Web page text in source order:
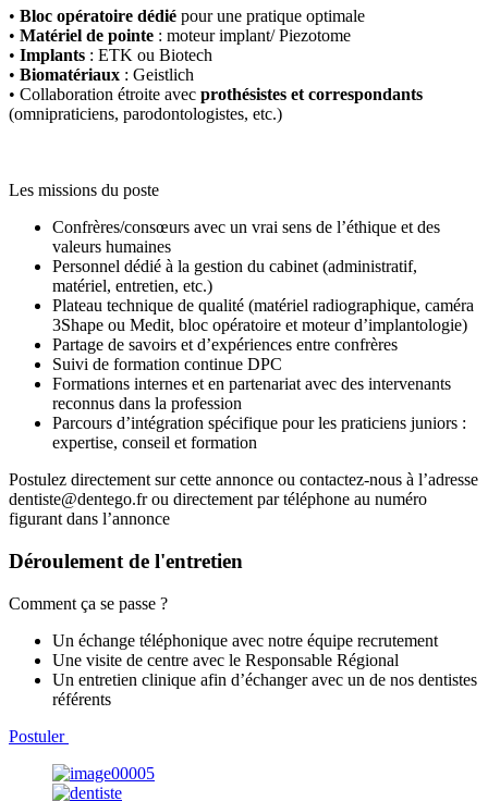
• Bloc opératoire dédié pour une pratique optimale
• Matériel de pointe : moteur implant/ Piezotome
• Implants : ETK ou Biotech
• Biomatériaux : Geistlich
• Collaboration étroite avec prothésistes et correspondants
(omnipraticiens, parodontologistes, etc.)
Les missions du poste
Confrères/consœurs avec un vrai sens de l’éthique et des
valeurs humaines
Personnel dédié à la gestion du cabinet (administratif,
matériel, entretien, etc.)
Plateau technique de qualité (matériel radiographique, caméra
3Shape ou Medit, bloc opératoire et moteur d’implantologie)
Partage de savoirs et d’expériences entre confrères
Suivi de formation continue DPC
Formations internes et en partenariat avec des intervenants
reconnus dans la profession
Parcours d’intégration spécifique pour les praticiens juniors :
expertise, conseil et formation
Postulez directement sur cette annonce ou contactez-nous à l’adresse
dentiste@dentego.fr ou directement par téléphone au numéro
figurant dans l’annonce
Déroulement de l'entretien
Comment ça se passe ?
Un échange téléphonique avec notre équipe recrutement
Une visite de centre avec le Responsable Régional
Un entretien clinique afin d’échanger avec un de nos dentistes
référents
Postuler